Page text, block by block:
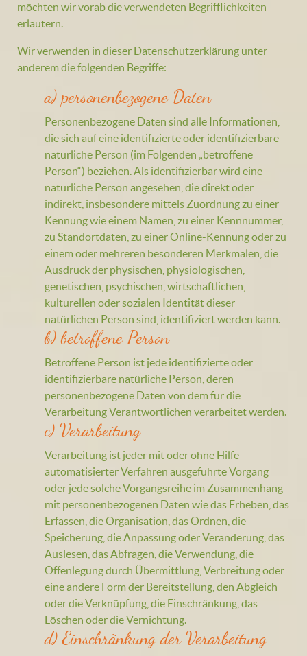
möchten wir vorab die verwendeten Begrifflichkeiten
erläutern.
Wir verwenden in dieser Datenschutzerklärung unter
anderem die folgenden Begriffe:
a) personenbezogene Daten
Personenbezogene Daten sind alle Informationen,
die sich auf eine identifizierte oder identifizierbare
natürliche Person (im Folgenden „betroffene
Person“) beziehen. Als identifizierbar wird eine
natürliche Person angesehen, die direkt oder
indirekt, insbesondere mittels Zuordnung zu einer
Kennung wie einem Namen, zu einer Kennnummer,
zu Standortdaten, zu einer Online-Kennung oder zu
einem oder mehreren besonderen Merkmalen, die
Ausdruck der physischen, physiologischen,
genetischen, psychischen, wirtschaftlichen,
kulturellen oder sozialen Identität dieser
natürlichen Person sind, identifiziert werden kann.
b) betroffene Person
Betroffene Person ist jede identifizierte oder
identifizierbare natürliche Person, deren
personenbezogene Daten von dem für die
Verarbeitung Verantwortlichen verarbeitet werden.
c) Verarbeitung
Verarbeitung ist jeder mit oder ohne Hilfe
automatisierter Verfahren ausgeführte Vorgang
oder jede solche Vorgangsreihe im Zusammenhang
mit personenbezogenen Daten wie das Erheben, das
Erfassen, die Organisation, das Ordnen, die
Speicherung, die Anpassung oder Veränderung, das
Auslesen, das Abfragen, die Verwendung, die
Offenlegung durch Übermittlung, Verbreitung oder
eine andere Form der Bereitstellung, den Abgleich
oder die Verknüpfung, die Einschränkung, das
Löschen oder die Vernichtung.
d) Einschränkung der Verarbeitung